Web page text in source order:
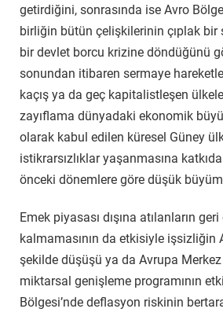
getirdiğini, sonrasında ise Avro
birliğin bütün çelişkilerinin çıplak bir
bir devlet borcu krizine döndüğünü
sonundan itibaren sermaye
kaçış ya da geç kapitalistleşen
zayıflama dünyadaki ekonomik
olarak kabul edilen küresel Güney
istikrarsızlıklar yaşanmasına
önceki dönemlere göre düşük
Emek piyasası dışına atılanların
kalmamasının da etkisiyle işsizliğin
şekilde düşüşü ya da Avrupa Merkez
miktarsal genişleme programının
Bölgesi’nde deflasyon riskinin